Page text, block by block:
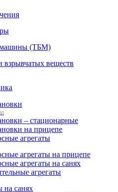
машины (ТБМ)
взрывчатых веществ
– стационарные
на прицепе
агрегаты
агрегаты на прицепе
агрегаты на санях
агрегаты
на санях